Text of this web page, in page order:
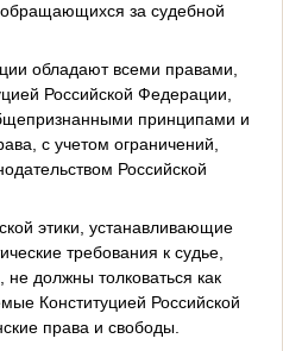
за судебной
обладают всеми правами,
Российской Федерации,
принципами и
с учетом ограничений,
Российской
этики, устанавливающие
требования к судье,
не должны толковаться как
Конституцией Российской
права и свободы.